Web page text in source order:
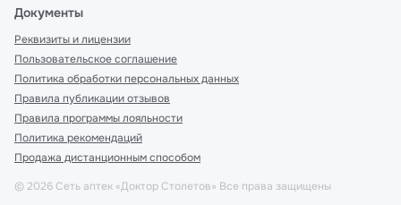
Документы
Реквизиты и лицензии
Пользовательское соглашение
Политика обработки персональных данных
Правила публикации отзывов
Правила программы лояльности
Политика рекомендаций
Продажа дистанционным способом
© 2026 Сеть аптек «Доктор Столетов» Все права защищены